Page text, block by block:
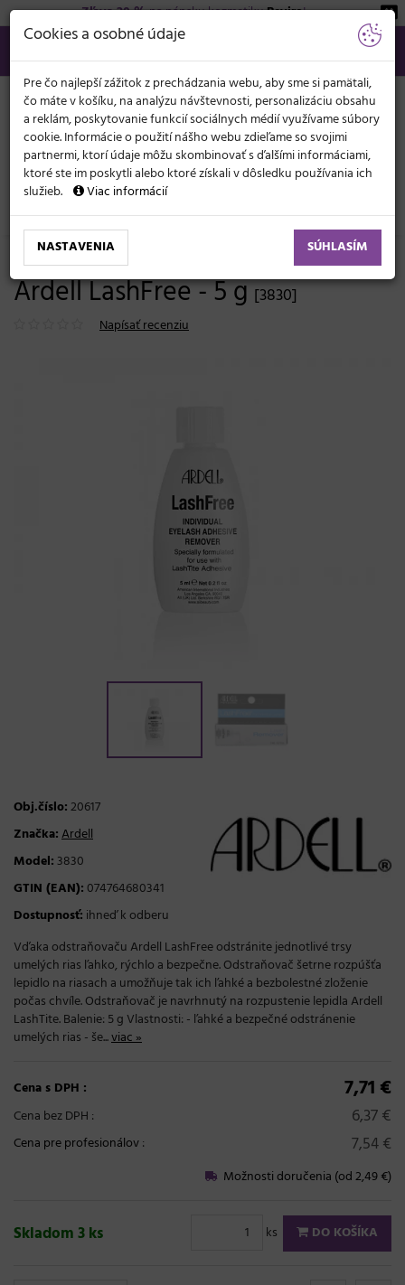
Zľava 20 %na pánsku kozmetikuBeviro!
02/21 201 099
info@svetkadernictva.sk
Po−pia: 8−17
Všetko o nákupe €
KATEGÓRIE
MENU
Kozmetické potreby Riasy a obočie Umelé riasy
Odstraňovač trsov umelých rias
Ardell LashFree - 5 g [3830]
Napísať recenziu
Obj.číslo:20617
Značka:Ardell
Model: 3830
GTIN (EAN):074764680341
Dostupnosť: ihneď k odberu
Vďaka odstraňovaču Ardell LashFree odstránite jednotlivé trsy
umelých rias ľahko, rýchlo a bezpečne. Odstraňovač šetrne rozpúšťa
lepidlo na riasach a umožňuje tak ich ľahké a bezbolestné zloženie
počas chvíle. Odstraňovač je navrhnutý na rozpustenie lepidla Ardell
LashTite. Balenie: 5 g Vlastnosti: - ľahké a bezpečné odstránenie
umelých rias - še...viac »
Cena s DPH : 7,71 €
Cena bez DPH : 6,37 €
Cena pre profesionálov: 7,54 €
Možnosti doručenia (od 2,49 €)
Skladom 3 ks ks DO KOŠÍKA
Cookies a osobné údaje
Pre čo najlepší zážitok z prechádzania webu, aby sme si pamätali,
čo máte v košíku, na analýzu návštevnosti, personalizáciu obsahu
a reklám, poskytovanie funkcií sociálnych médií využívame súbory
cookie. Informácie o použití nášho webu zdieľame so svojimi
partnermi, ktorí údaje môžu skombinovať s ďalšími informáciami,
ktoré ste im poskytli alebo ktoré získali v dôsledku používania ich
služieb.
Viac informácií
NASTAVENIA SÚHLASÍM